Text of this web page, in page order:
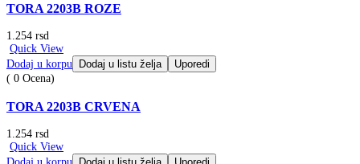
TORA 2203B ROZE
1.254 rsd
Quick View
Dodaj u korpu
Dodaj u listu želja
Uporedi
( 0 Ocena)
TORA 2203B CRVENA
1.254 rsd
Quick View